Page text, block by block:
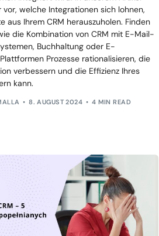
vor, welche Integrationen sich lohnen,
aus Ihrem CRM herauszuholen. Finden
die Kombination von CRM mit E-Mail-
Buchhaltung oder E-
Prozesse rationalisieren, die
verbessern und die Effizienz Ihres
kann.
8. AUGUST 2024 4 MIN READ